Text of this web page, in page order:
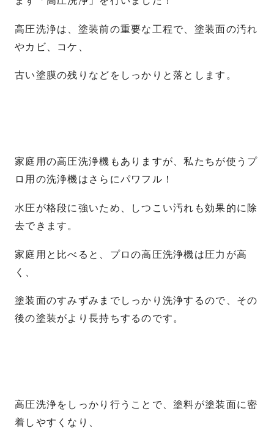
高圧洗浄は、塗装前の重要な工程で、塗装面の汚れ
やカビ、コケ、
古い塗膜の残りなどをしっかりと落とします。
家庭用の高圧洗浄機もありますが、私たちが使うプ
ロ用の洗浄機はさらにパワフル！
水圧が格段に強いため、しつこい汚れも効果的に除
去できます。
家庭用と比べると、プロの高圧洗浄機は圧力が高
く、
塗装面のすみずみまでしっかり洗浄するので、その
後の塗装がより長持ちするのです。
高圧洗浄をしっかり行うことで、塗料が塗装面に密
着しやすくなり、